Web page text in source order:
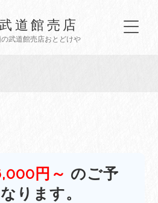
道館売店
武道館売店おとどけや
円～ のご予
ります。